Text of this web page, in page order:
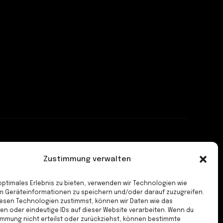
Zustimmung verwalten
Erlebnis zu bieten, verwenden wir Technologien wie
Geräteinformationen zu speichern und/oder darauf zuzugreifen.
Technologien zustimmst, können wir Daten wie das
oder eindeutige IDs auf dieser Website verarbeiten. Wenn du
nicht erteilst oder zurückziehst, können bestimmte
Verantwortlicher
Todorovic
DE257669122
25/561/60432